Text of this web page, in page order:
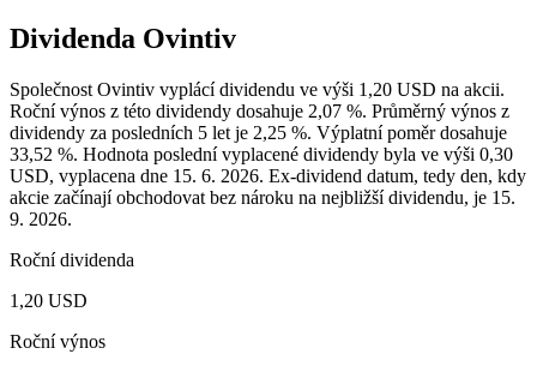
Dividenda Ovintiv
Společnost Ovintiv vyplácí dividendu ve výši 1,20 USD na akcii.
Roční výnos z této dividendy dosahuje 2,07 %. Průměrný výnos z
dividendy za posledních 5 let je 2,25 %. Výplatní poměr dosahuje
33,52 %. Hodnota poslední vyplacené dividendy byla ve výši 0,30
USD, vyplacena dne 15. 6. 2026. Ex-dividend datum, tedy den, kdy
akcie začínají obchodovat bez nároku na nejbližší dividendu, je 15.
9. 2026.
Roční dividenda
1,20 USD
Roční výnos